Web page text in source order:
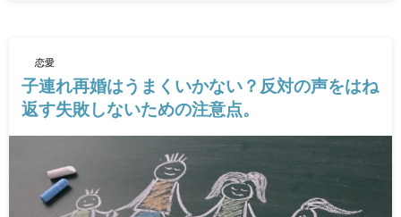
恋愛
子連れ再婚はうまくいかない？反対の声をはね
返す失敗しないための注意点。